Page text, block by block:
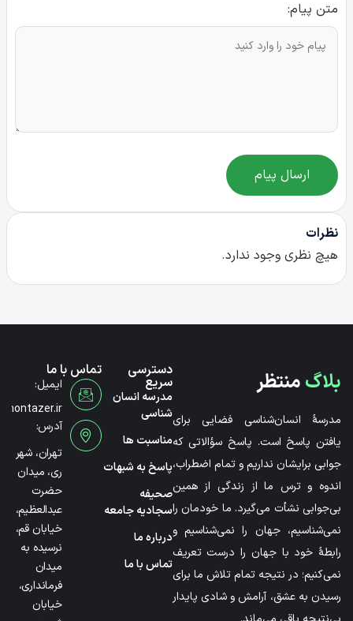
متن پیام:
ارسال پیام
نظرات
هیچ نظری وجود ندارد.
بلاگمنتظر
مدرسۀ انسان‌شناسی فضایی برای
یافتن پاسخ است. پاسخ سؤالاتی که
جوابی برایشان نداریم و تمام اضطراب،
اندوه و ترس ما از زندگی از همین
بی‌جوابی نشأت می‌گیرد. ما خودمان را
نمی‌شناسیم، جهان را نمی‌شناسیم و
رابطۀ خود با جهان را درست تعریف
نمی‌کنیم؛ در نتیجه تمام تلاش ما برای
رسیدن به عشق، آرامش و شادی پایدار
دسترسی
سریع
مدرسه انسان
شناسی
مناسبت ها
پاسخ به شبهات
صحیفه
سجادیه جامعه
درباره ما
تماس با ما
تماس با ما
ایمیل:
آدرس:
تهران، شهر
ری، میدان
حضرت
عبدالعظیم،
خیابان قم،
نرسیده به
میدان
فرمانداری،
خیابان